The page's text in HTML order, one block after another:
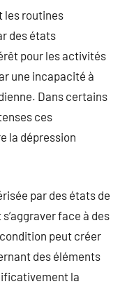
les routines
des états
pour les activités
une incapacité à
Dans certains
ces
la dépression
par des états de
face à des
peut créer
des éléments
la